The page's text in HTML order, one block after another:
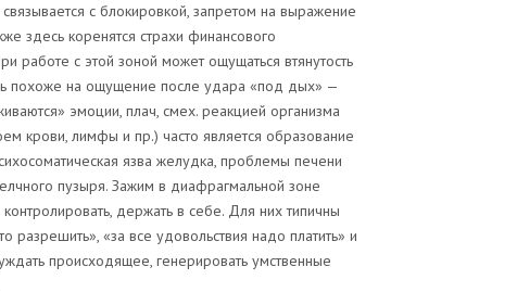
с блокировкой, запретом на выражение
здесь коренятся страхи финансового
работе с этой зоной может ощущаться втянутость
похоже на ощущение после удара «под дых» —
эмоции, плач, смех. реакцией организма
крови, лимфы и пр.) часто является образование
язва желудка, проблемы печени
пузыря. Зажим в диафрагмальной зоне
держать в себе. Для них типичны
«за все удовольствия надо платить» и
происходящее, генерировать умственные